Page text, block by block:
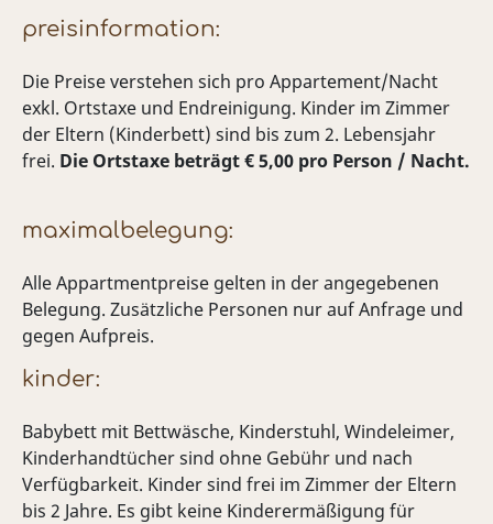
preisinformation:
Die Preise verstehen sich pro Appartement/Nacht
exkl. Ortstaxe und Endreinigung. Kinder im Zimmer
der Eltern (Kinderbett) sind bis zum 2. Lebensjahr
frei. Die Ortstaxe beträgt € 5,00 pro Person / Nacht.
maximalbelegung:
Alle Appartmentpreise gelten in der angegebenen
Belegung. Zusätzliche Personen nur auf Anfrage und
gegen Aufpreis.
kinder:
Babybett mit Bettwäsche, Kinderstuhl, Windeleimer,
Kinderhandtücher sind ohne Gebühr und nach
Verfügbarkeit. Kinder sind frei im Zimmer der Eltern
bis 2 Jahre. Es gibt keine Kinderermäßigung für